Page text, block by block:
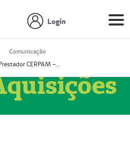
Login
Comunicação
Prestador CERPAM – Centro de Reabilitação S/S Ltda-ME (52004274-8)